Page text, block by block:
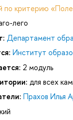
по критерию
лего
Департамент
Институт
2 модуль
для всех
Прахов Илья